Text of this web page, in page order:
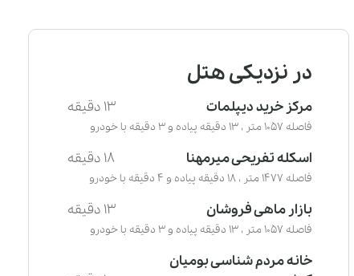
در نزدیکی هتل
مرکز خرید دیپلمات 13 دقیقه
فاصله 1057 متر ، 13 دقیقه پیاده و 3 دقیقه با خودرو
اسکله تفریحی میرمهنا 18 دقیقه
فاصله 1477 متر ، 18 دقیقه پیاده و 4 دقیقه با خودرو
بازار ماهی فروشان 13 دقیقه
فاصله 1057 متر ، 13 دقیقه پیاده و 3 دقیقه با خودرو
خانه مردم شناسی بومیان